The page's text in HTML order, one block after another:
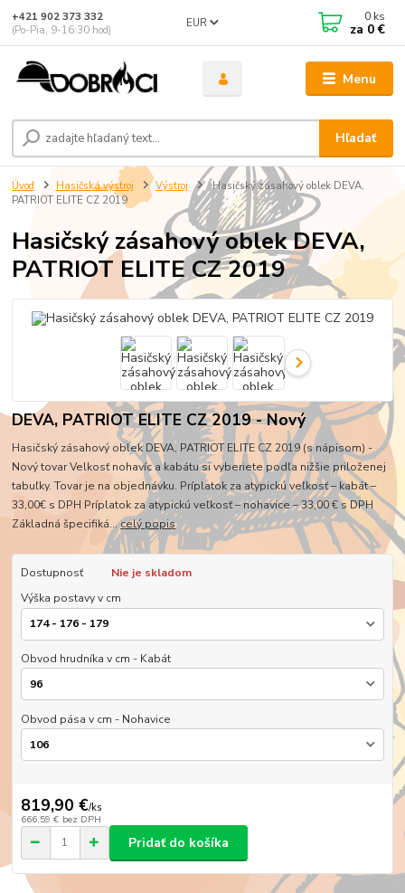
Menu
EUR
Hľadať
+421 902 373 332
(Po-Pia, 9-16:30 hod)
0 ks
za 0 €
Úvod Hasičská výstroj Výstroj
Hasičský zásahový oblek DEVA,
PATRIOT ELITE CZ 2019
Hasičský zásahový oblek DEVA,
PATRIOT ELITE CZ 2019
DEVA, PATRIOT ELITE CZ 2019 - Nový
Hasičský zásahový oblek DEVA, PATRIOT ELITE CZ 2019 (s nápisom) -
Nový tovar Velkosť nohavíc a kabátu si vyberiete podľa nižšie priloženej
tabuľky. Tovar je na objednávku. Príplatok za atypickú veľkosť – kabát –
33,00€ s DPH Príplatok za atypickú veľkosť – nohavice – 33,00 € s DPH
Základná špecifiká...celý popis
Dostupnosť
Nie je skladom
Výška postavy v cm
Obvod hrudníka v cm - Kabát
Obvod pása v cm - Nohavice
819,90 €/ks
666,59 € bez DPH
Pridať do košíka